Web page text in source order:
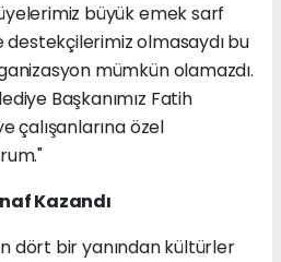
büyük emek sarf
destekçilerimiz olmasaydı bu
mümkün olamazdı.
Başkanımız Fatih
çalışanlarına özel
Kazandı
dört bir yanından kültürler